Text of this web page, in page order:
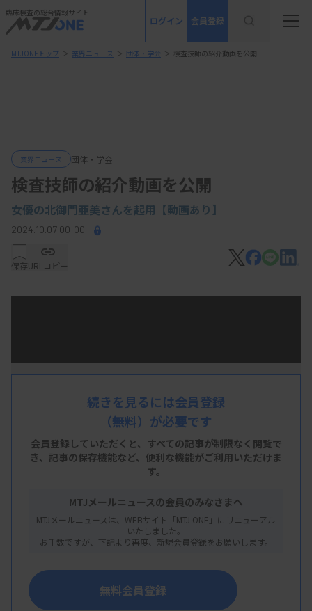
臨床検査の総合情報サイト
ログイン 会員登録
MTJONEトップ ＞ 業界ニュース ＞ 団体・学会 ＞ 検査技師の紹介動画を公開
業界ニュース 団体・学会
検査技師の紹介動画を公開
女優の北御門亜美さんを起用【動画あり】
2024.10.07 00:00
保存URLコピー
の業務を紹介する「みんな知ってる？臨床検査技師
門亜美さんを起用し、臨床検査技師の仕事内容を一
般社会向けに分かりやすく紹介する内容。今後、中
高校生など若い世代を中心に臨床検査技師の魅力を
アピールするツールとしても活用していく方針だ。
紹介動画では臨床検査技師が病院や健診センター、
臨床検査センター、医療関連研究施設など幅広い施
設で活躍していることや、検体検査や生理機能検査
などの業務の大枠を分かりやすく取り上げている。
動画時間は7分23秒にコンパクトにまとめた。
続きを見るには会員登録
（無料）が必要です
会員登録していただくと、すべての記事が制限なく閲覧で
き、 記事の保存機能など、便利な機能がご利用いただけま
す。
MTJメールニュースの会員のみなさまへ
MTJメールニュースは、WEBサイト「MTJ ONE」にリニューアル
いたしました。
お手数ですが、下記より再度、新規会員登録をお願いします。
無料会員登録